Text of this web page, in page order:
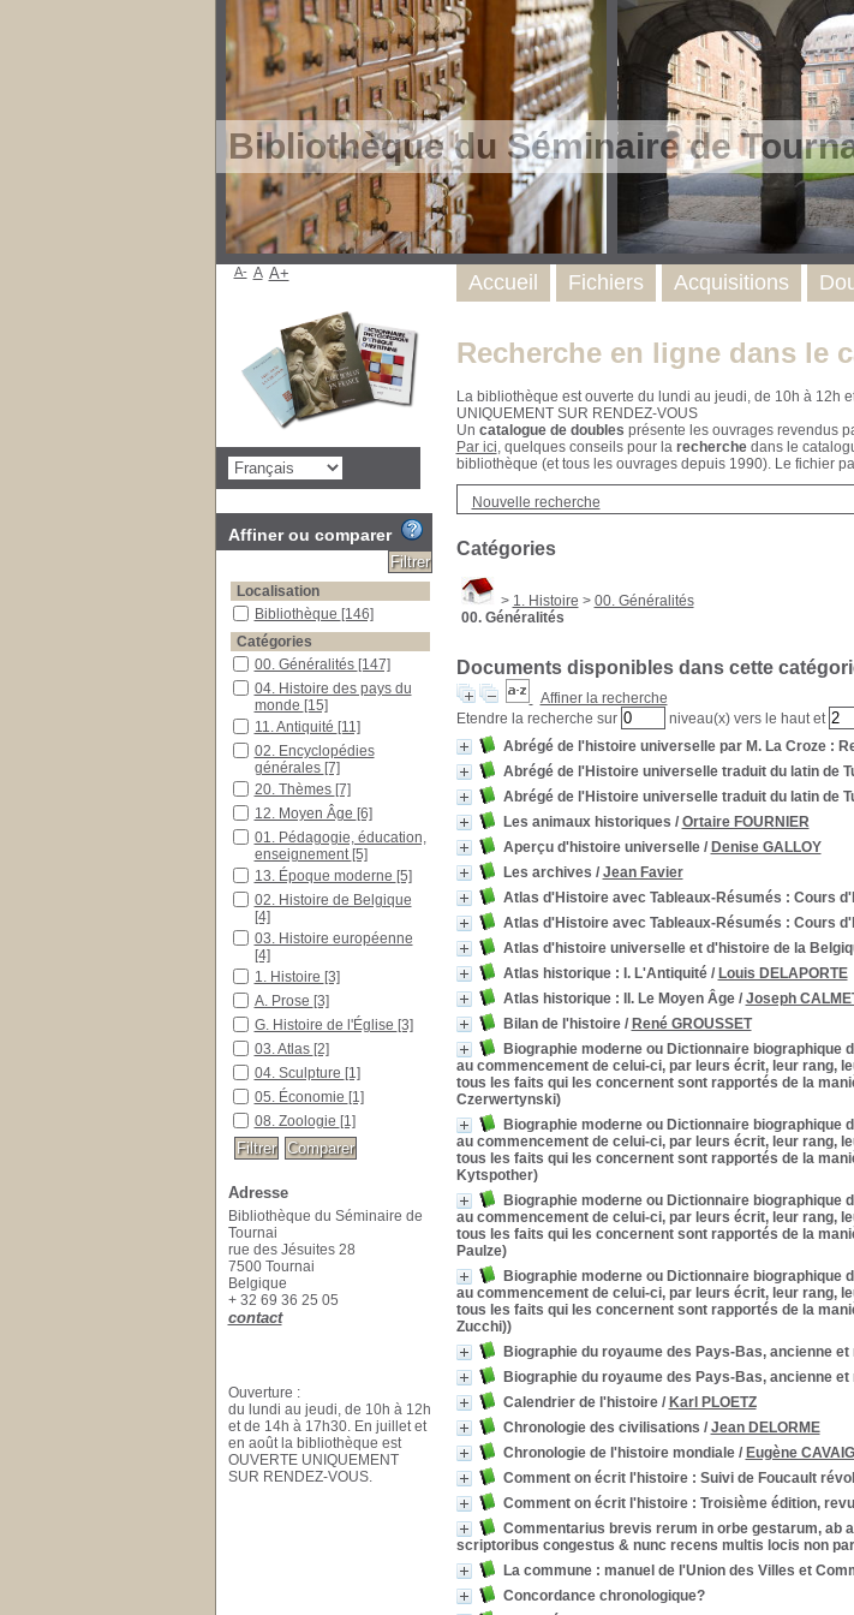
Bibliothèque du Séminaire de
Recherche en ligne dans le
La bibliothèque est ouverte du lundi au jeudi, de 10h à 12h
UNIQUEMENT SUR RENDEZ-VOUS
Un catalogue de doubles présente les ouvrages revendus
Par ici, quelques conseils pour la recherchedans le
bibliothèque (et tous les ouvrages depuis 1990). Le fichier
Nouvelle recherche
Catégories
> 1. Histoire > 00. Généralités
00. Généralités
Documents disponibles dans cette
Affiner la recherche
Etendre la recherche sur
niveau(x) vers le haut et
Abrégé de l'histoire universelle par M. La Croze:
Abrégé de l'Histoire universelle traduit du latin de
Abrégé de l'Histoire universelle traduit du latin de
Les animaux historiques / Ortaire FOURNIER
Aperçu d'histoire universelle/ Denise GALLOY
Les archives / Jean Favier
Atlas d'Histoire avec Tableaux-Résumés : Cours
Atlas d'Histoire avec Tableaux-Résumés : Cours
Atlas d'histoire universelle et d'histoire de la
Atlas historique: I. L'Antiquité/ Louis DELAPORTE
Atlas historique: II. Le Moyen Âge/ Joseph
Bilan de l'histoire/ René GROUSSET
Biographie moderne ou Dictionnaire biographique
au commencement de celui-ci, par leurs écrit, leur rang,
tous les faits qui les concernent sont rapportés de la
Czerwertynski)
Biographie moderne ou Dictionnaire biographique
au commencement de celui-ci, par leurs écrit, leur rang,
tous les faits qui les concernent sont rapportés de la
Kytspother)
Biographie moderne ou Dictionnaire biographique
au commencement de celui-ci, par leurs écrit, leur rang,
tous les faits qui les concernent sont rapportés de la
Paulze)
Biographie moderne ou Dictionnaire biographique
au commencement de celui-ci, par leurs écrit, leur rang,
tous les faits qui les concernent sont rapportés de la
Zucchi))
Biographie du royaume des Pays-Bas, ancienne et
Biographie du royaume des Pays-Bas, ancienne et
Calendrier de l'histoire/ Karl PLOETZ
Chronologie des civilisations / Jean DELORME
Chronologie de l'histoire mondiale/ Eugène
Comment on écrit l'histoire: Suivi de Foucault
Comment on écrit l'histoire: Troisième édition,
Commentarius brevis rerum in orbe gestarum, ab
scriptoribus congestus & nunc recens multis locis non
La commune: manuel de l'Union des Villes et
Concordance chronologique?
Accueil Fichiers Acquisitions
A- A A+
Affiner ou comparer
Localisation
Bibliothèque [146]
Catégories
00. Généralités [147]
04. Histoire des pays du
monde [15]
11. Antiquité [11]
02. Encyclopédies
générales [7]
20. Thèmes [7]
12. Moyen Âge [6]
01. Pédagogie, éducation,
enseignement [5]
13. Époque moderne [5]
02. Histoire de Belgique
[4]
03. Histoire européenne
[4]
1. Histoire [3]
A. Prose [3]
G. Histoire de l'Église [3]
03. Atlas [2]
04. Sculpture [1]
05. Économie [1]
08. Zoologie [1]
Adresse
Bibliothèque du Séminaire de
Tournai
rue des Jésuites 28
7500 Tournai
Belgique
+ 32 69 36 25 05
contact
Ouverture :
du lundi au jeudi, de 10h à 12h
et de 14h à 17h30. En juillet et
en août la bibliothèque est
OUVERTE UNIQUEMENT
SUR RENDEZ-VOUS.